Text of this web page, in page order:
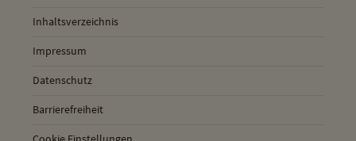
Inhaltsverzeichnis
Impressum
Datenschutz
Barrierefreiheit